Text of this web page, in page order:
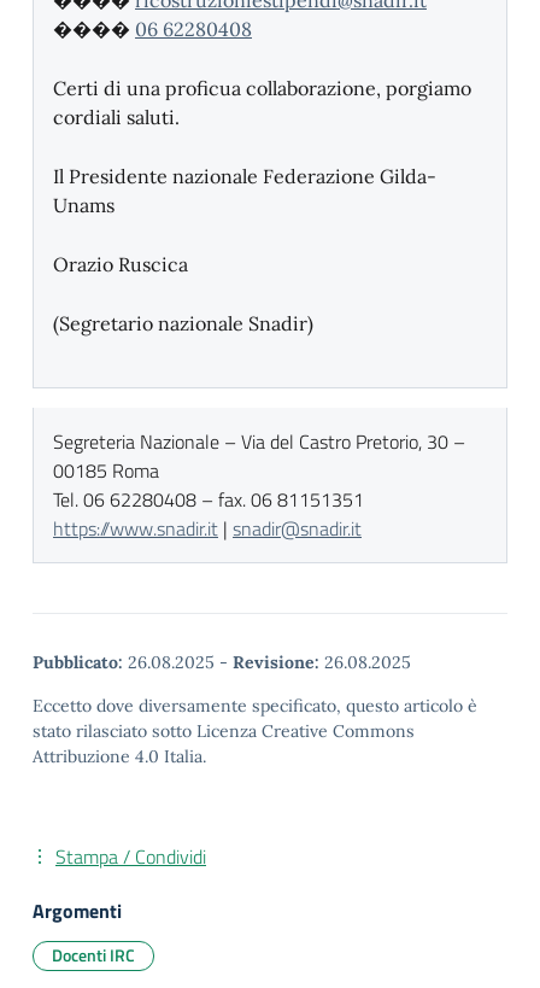
���� 06 62280408
Certi di una proficua collaborazione, porgiamo
cordiali saluti.
Il Presidente nazionale Federazione Gilda-
Unams
Orazio Ruscica
(Segretario nazionale Snadir)
Segreteria Nazionale – Via del Castro Pretorio, 30 –
00185 Roma
Tel. 06 62280408 – fax. 06 81151351
https://www.snadir.it | snadir@snadir.it
Pubblicato: 26.08.2025 - Revisione: 26.08.2025
Eccetto dove diversamente specificato, questo articolo è
stato rilasciato sotto Licenza Creative Commons
Attribuzione 4.0 Italia.
Stampa / Condividi
Argomenti
Docenti IRC